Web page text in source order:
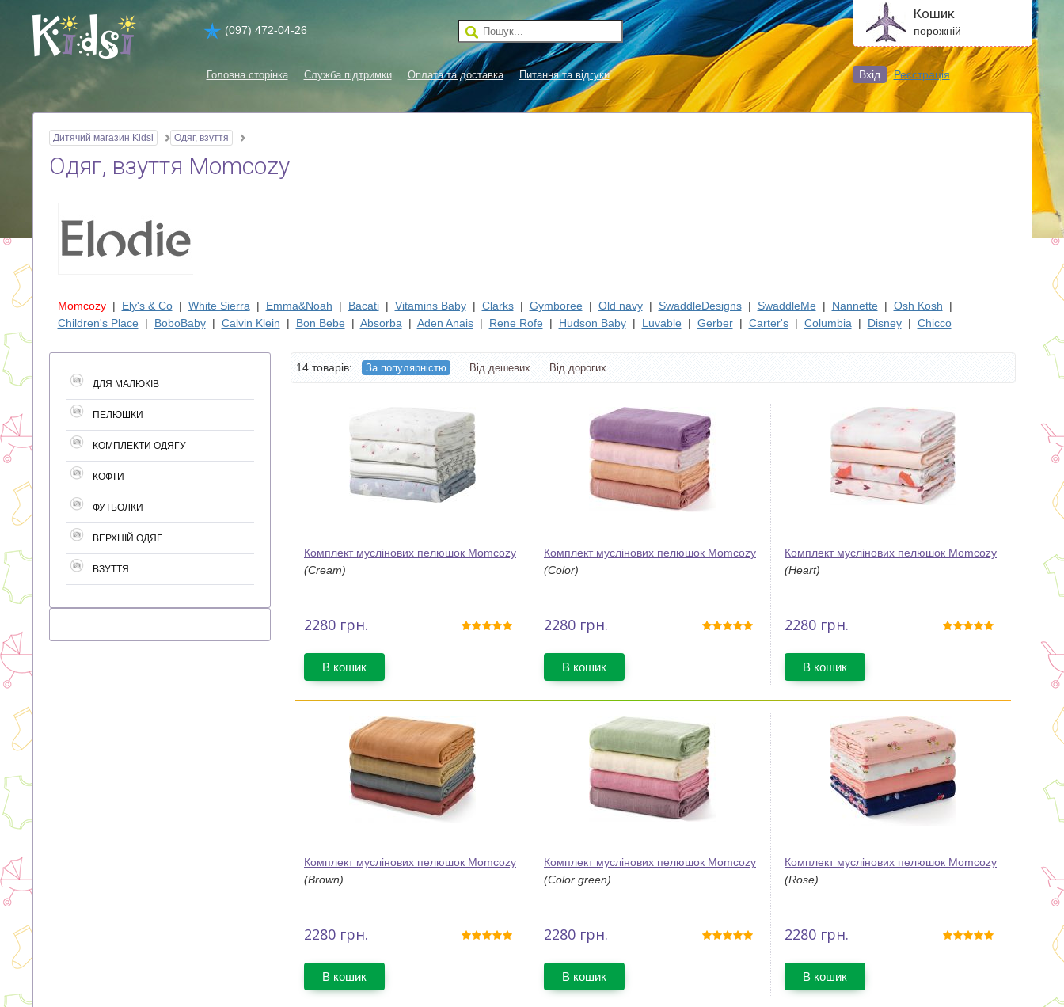
(097) 472-04-26
Кошик
порожній
Головна сторінка Служба підтримки Оплата та доставка Питання та відгуки Вхід Реєстрація
Дитячий магазин Kidsi Одяг, взуття
Одяг, взуття Momcozy
Momcozy| Ely's & Co| White Sierra | Emma&Noah | Bacati| Vitamins Baby| Clarks| Gymboree| Old navy| SwaddleDesigns| SwaddleMe| Nannette| Osh Kosh |
Children's Place| BoboBaby| Calvin Klein | Bon Bebe| Absorba | Aden Anais| Rene Rofe| Hudson Baby| Luvable| Gerber| Carter's| Columbia | Disney| Chicco
ДЛЯ МАЛЮКІВ
ПЕЛЮШКИ
КОМПЛЕКТИ ОДЯГУ
КОФТИ
ФУТБОЛКИ
ВЕРХНІЙ ОДЯГ
ВЗУТТЯ
14 товарів: За популярністю Від дешевих Від дорогих
Комплект муслінових пелюшок Momcozy
(Cream)
2280 грн.
В кошик
Комплект муслінових пелюшок Momcozy
(Color)
2280 грн.
В кошик
Комплект муслінових пелюшок Momcozy
(Heart)
2280 грн.
В кошик
Комплект муслінових пелюшок Momcozy
(Brown)
2280 грн.
В кошик
Комплект муслінових пелюшок Momcozy
(Color green)
2280 грн.
В кошик
Комплект муслінових пелюшок Momcozy
(Rose)
2280 грн.
В кошик